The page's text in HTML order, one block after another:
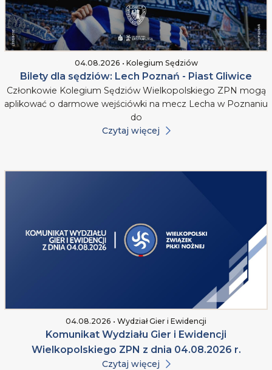
04.08.2026 • Kolegium Sędziów
Bilety dla sędziów: Lech Poznań - Piast Gliwice
Członkowie Kolegium Sędziów Wielkopolskiego ZPN mogą
aplikować o darmowe wejściówki na mecz Lecha w Poznaniu
do
Czytaj więcej
04.08.2026 • Wydział Gier i Ewidencji
Komunikat Wydziału Gier i Ewidencji
Wielkopolskiego ZPN z dnia 04.08.2026 r.
Czytaj więcej